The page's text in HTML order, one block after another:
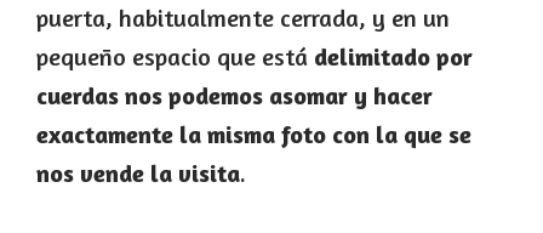
puerta, habitualmente cerrada, y en un
pequeño espacio que está delimitado por
cuerdas nos podemos asomar y hacer
exactamente la misma foto con la que se
nos vende la visita.